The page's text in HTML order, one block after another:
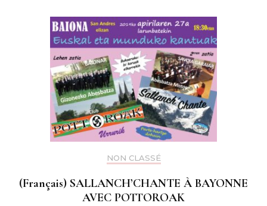
NON CLASSÉ
(Français) SALLANCH’CHANTE À BAYONNE
AVEC POTTOROAK